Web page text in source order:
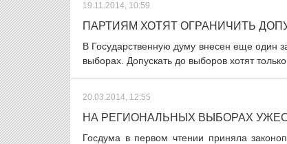
19.11.2014, 10:59
ПАРТИЯМ ХОТЯТ ОГРАНИЧИТЬ
В Государственную думу внесен еще один
выборах. Допускать до выборов хотят
20.03.2014, 12:55
НА РЕГИОНАЛЬНЫХ ВЫБОРАХ
Госдума в первом чтении приняла